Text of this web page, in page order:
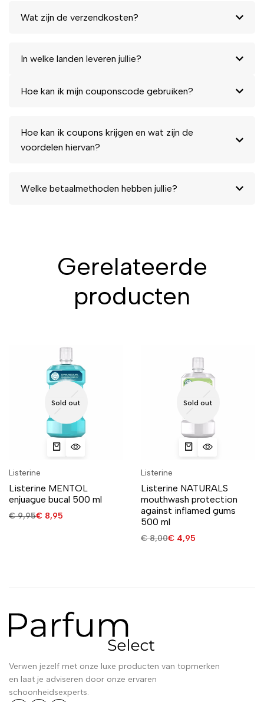
Wat zijn de verzendkosten?
In welke landen leveren jullie?
Hoe kan ik mijn couponscode gebruiken?
Hoe kan ik coupons krijgen en wat zijn de
voordelen hiervan?
Welke betaalmethoden hebben jullie?
Gerelateerde
producten
Sold out
Listerine
Listerine MENTOL
enjuague bucal 500 ml
€9,95€ 8,95
Sold out
Listerine
Listerine NATURALS
mouthwash protection
against inflamed gums
500 ml
€8,00€ 4,95
Verwen jezelf met onze luxe producten van topmerken
en laat je adviseren door onze ervaren
schoonheidsexperts.